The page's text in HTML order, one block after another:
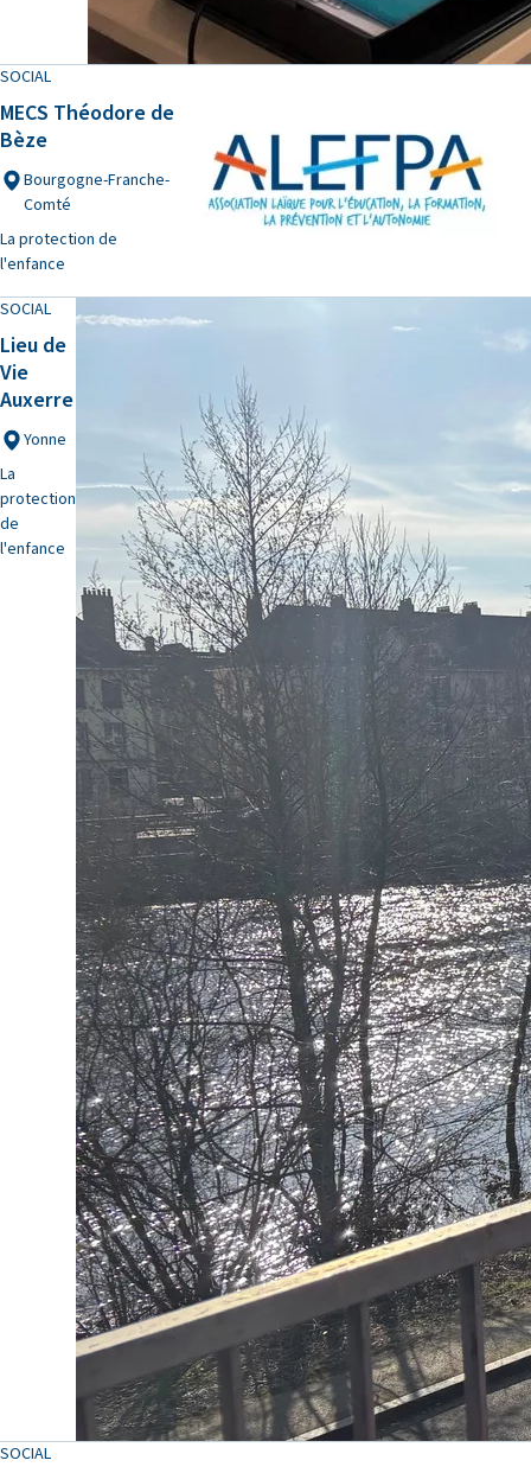
SOCIAL
MECS Théodore de
Bèze
Bourgogne-Franche-
Comté
La protection de
l'enfance
SOCIAL
Lieu de
Vie
Auxerre
Yonne
La
protection
de
l'enfance
SOCIAL